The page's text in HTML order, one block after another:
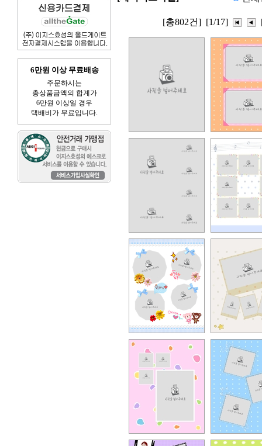
6만원 이상 무료배송
주문하시는
총상품금액의 합계가
6만원 이상일 경우
택배비가 무료입니다.
[총802건] [1/17]